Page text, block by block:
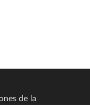
de la